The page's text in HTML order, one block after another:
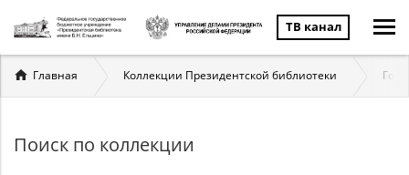
ТВ канал
Вы
здесь
Главная Коллекции Президентской библиотеки
Поиск по коллекции